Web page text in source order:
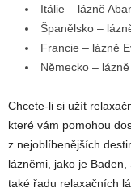
Itálie – lázně
Španělsko –
Francie – lázně
Německo –
Chcete-li si užít
které vám pomohou
z nejoblíbenějších
lázněmi, jako je
také řadu relaxačních